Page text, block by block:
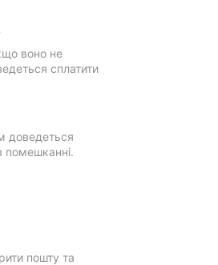
воно не
сплатити
доведеться
помешканні.
пошту та